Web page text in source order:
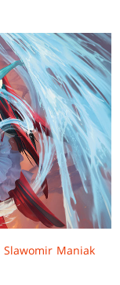
Slawomir Maniak